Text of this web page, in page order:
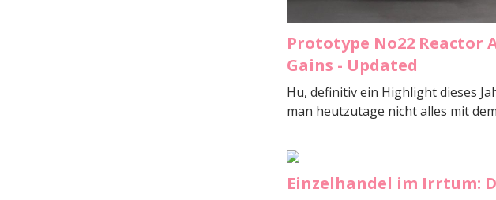
Prototype No22 Reactor
Gains - Updated
Hu, definitiv ein Highlight dieses
man heutzutage nicht alles mit
Einzelhandel im Irrtum: